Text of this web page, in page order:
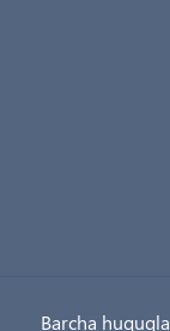
Barcha